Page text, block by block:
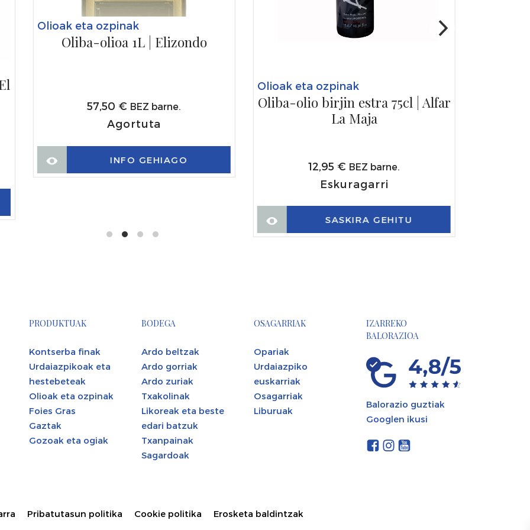
Olioak eta ozpinak
Oliba-olioa 1L | Elizondo
57,50 € BEZ barne.
Agortuta
INFO GEHIAGO
Olioak eta ozpinak
Oliba-olio birjin estra 75cl | Alfar
La Maja
12,95 € BEZ barne.
Eskuragarri
SASKIRA GEHITU
PRODUKTUAK
Kontserba finak
Urdaiazpikoak eta
hestebeteak
Olioak eta ozpinak
Foies Gras
Gaztak
Gozoak eta ogiak
BODEGA
Ardo beltzak
Ardo gorriak
Ardo zuriak
Txakolinak
Likoreak eta beste
edari batzuk
Txanpainak
Sagardoak
OSAGARRIAK
Opariak
Urdaiazpiko
euskarriak
Osagarriak
Liburuak
IZARREKO
BALORAZIOA
Balorazio guztiak
Googlen ikusi
Pribatutasun politika Cookie politika Erosketa baldintzak